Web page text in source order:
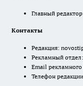
Главный
Контакты
Редакция:
Рекламный отдел:
Email рекламного
Телефон